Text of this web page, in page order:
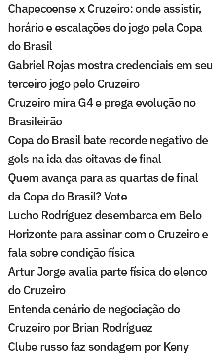
Chapecoense x Cruzeiro: onde assistir,
horário e escalações do jogo pela Copa
do Brasil
Gabriel Rojas mostra credenciais em seu
terceiro jogo pelo Cruzeiro
Cruzeiro mira G4 e prega evolução no
Brasileirão
Copa do Brasil bate recorde negativo de
gols na ida das oitavas de final
Quem avança para as quartas de final
da Copa do Brasil? Vote
Lucho Rodríguez desembarca em Belo
Horizonte para assinar com o Cruzeiro e
fala sobre condição física
Artur Jorge avalia parte física do elenco
do Cruzeiro
Entenda cenário de negociação do
Cruzeiro por Brian Rodríguez
Clube russo faz sondagem por Keny